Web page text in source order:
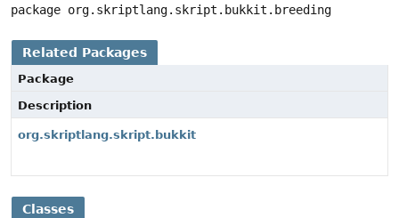
package org.skriptlang.skript.bukkit.breeding
Related Packages
Package
Description
org.skriptlang.skript.bukkit
Classes